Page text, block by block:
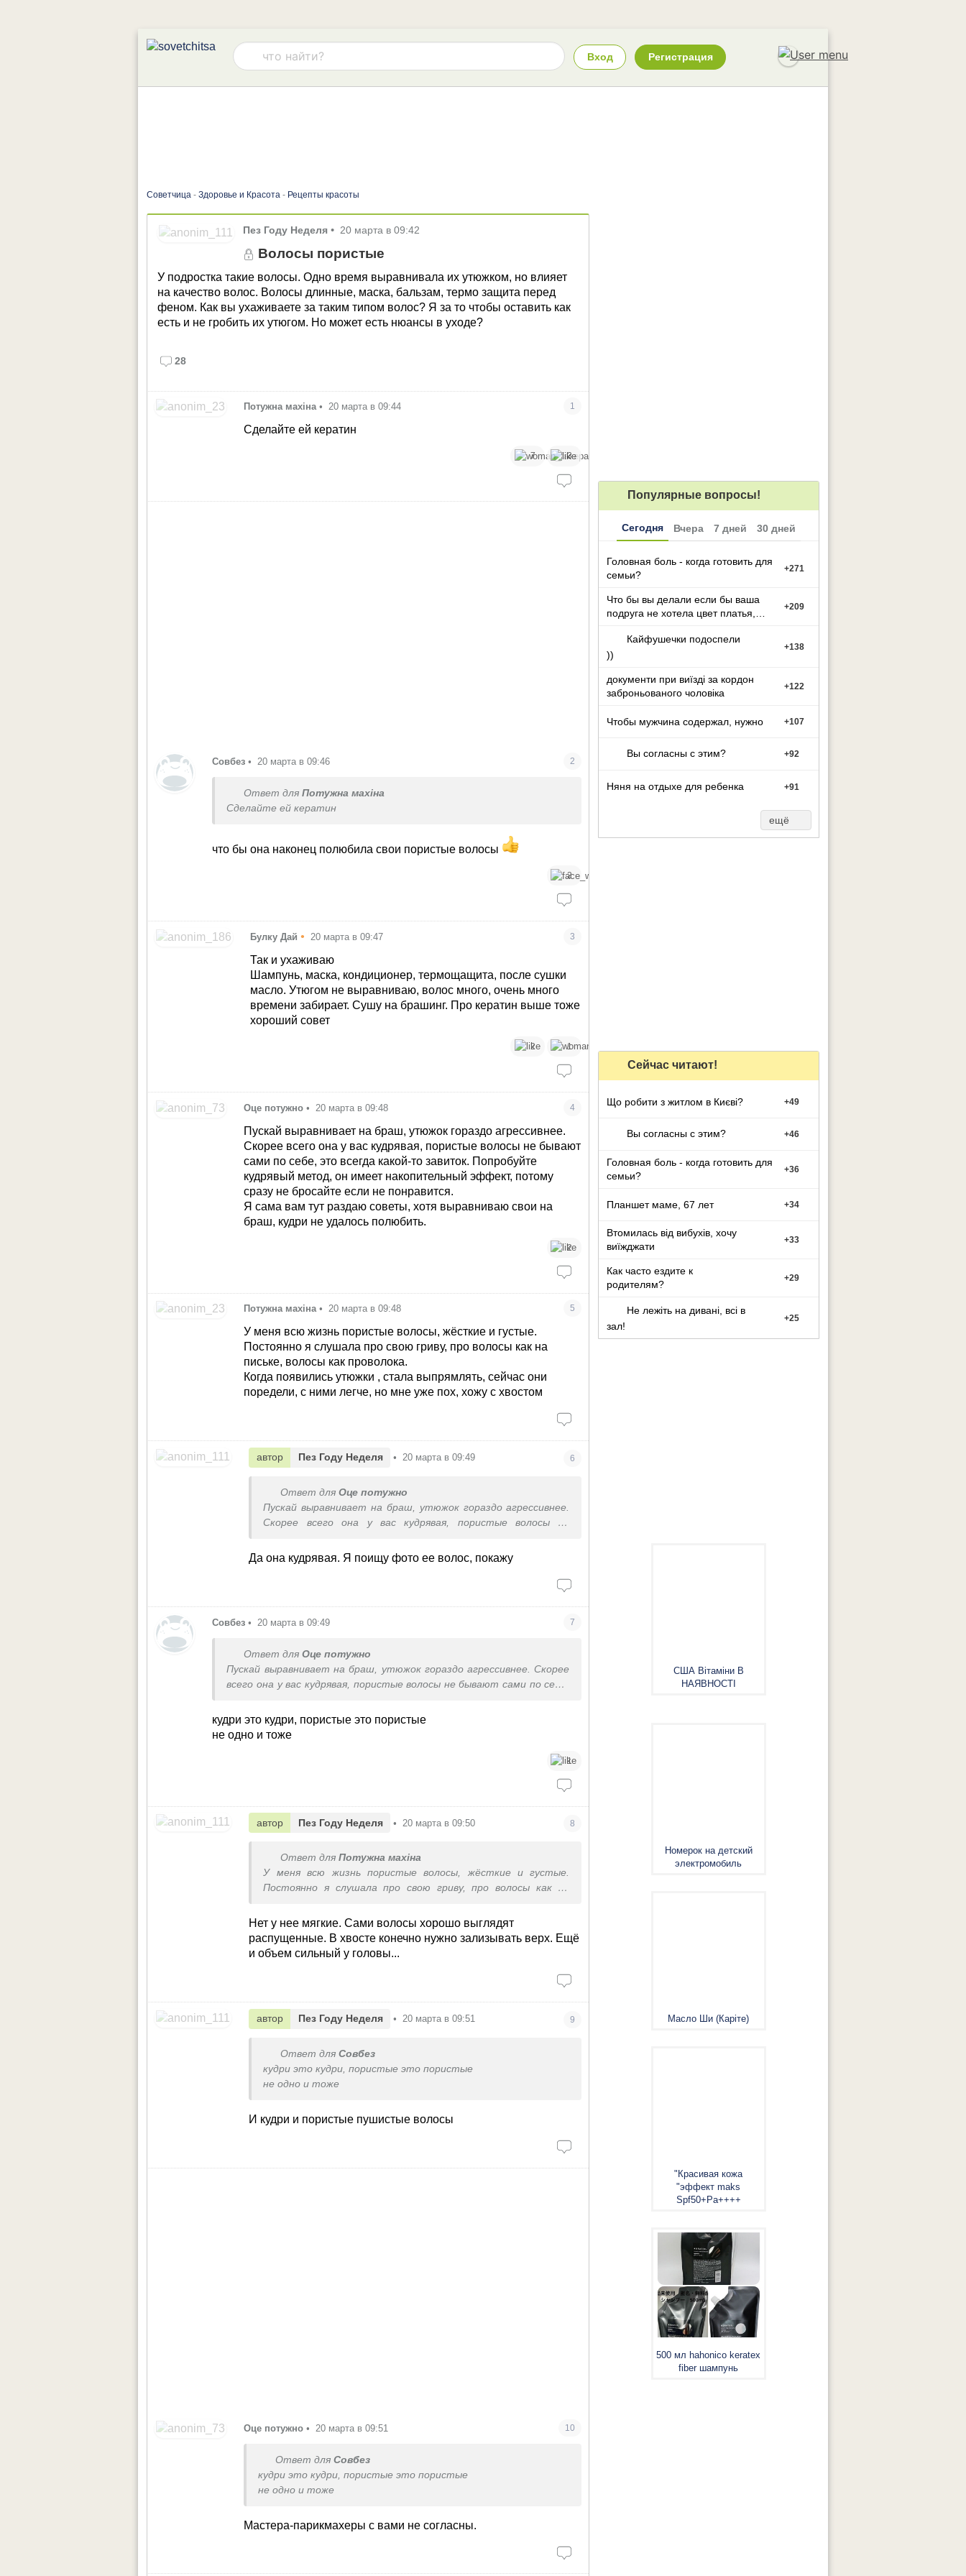
Вход Регистрация
Советчица - Здоровье и Красота - Рецепты красоты
Пез Году Неделя • 20 марта в 09:42
Волосы пористые
У подростка такие волосы. Одно время выравнивала их утюжком, но влияет
на качество волос. Волосы длинные, маска, бальзам, термо защита перед
феном. Как вы ухаживаете за таким типом волос? Я за то чтобы оставить как
есть и не гробить их утюгом. Но может есть нюансы в уходе?
28
Потужна махіна • 20 марта в 09:44 1
Сделайте ей кератин
7 3
Совбез • 20 марта в 09:46 2
Ответ для Потужна махіна
Сделайте ей кератин
что бы она наконец полюбила свои пористые волосы
2
Булку Дай • 20 марта в 09:47 3
Так и ухаживаю
Шампунь, маска, кондиционер, термощащита, после сушки
масло. Утюгом не выравниваю, волос много, очень много
времени забирает. Сушу на брашинг. Про кератин выше тоже
хороший совет
2 1
Оце потужно • 20 марта в 09:48 4
Пускай выравнивает на браш, утюжок гораздо агрессивнее.
Скорее всего она у вас кудрявая, пористые волосы не бывают
сами по себе, это всегда какой-то завиток. Попробуйте
кудрявый метод, он имеет накопительный эффект, потому
сразу не бросайте если не понравится.
Я сама вам тут раздаю советы, хотя выравниваю свои на
браш, кудри не удалось полюбить.
2
Потужна махіна • 20 марта в 09:48 5
У меня всю жизнь пористые волосы, жёсткие и густые.
Постоянно я слушала про свою гриву, про волосы как на
письке, волосы как проволока.
Когда появились утюжки , стала выпрямлять, сейчас они
поредели, с ними легче, но мне уже пох, хожу с хвостом
автор Пез Году Неделя • 20 марта в 09:49 6
Ответ для Оце потужно
Пускай выравнивает на браш, утюжок гораздо агрессивнее.
Скорее всего она у вас кудрявая, пористые волосы не
Попробуйте кудрявый метод, он имеет накопительный
Я сама вам тут раздаю советы, хотя выравниваю свои на
Да она кудрявая. Я поищу фото ее волос, покажу
Совбез • 20 марта в 09:49 7
Ответ для Оце потужно
Пускай выравнивает на браш, утюжок гораздо агрессивнее. Скорее
всего она у вас кудрявая, пористые волосы не бывают сами по себе,
понравится.
Я сама вам тут раздаю советы, хотя выравниваю свои на браш,
кудри это кудри, пористые это пористые
не одно и тоже
1
автор Пез Году Неделя • 20 марта в 09:50 8
Ответ для Потужна махіна
У меня всю жизнь пористые волосы, жёсткие и густые.
Постоянно я слушала про свою гриву, про волосы как на
Когда появились утюжки , стала выпрямлять, сейчас они
поредели, с ними легче, но мне уже пох, хожу с хвостом
Нет у нее мягкие. Сами волосы хорошо выглядят
распущенные. В хвосте конечно нужно зализывать верх. Ещё
и объем сильный у головы...
автор Пез Году Неделя • 20 марта в 09:51 9
Ответ для Совбез
кудри это кудри, пористые это пористые
не одно и тоже
И кудри и пористые пушистые волосы
Оце потужно • 20 марта в 09:51 10
Ответ для Совбез
кудри это кудри, пористые это пористые
не одно и тоже
Мастера-парикмахеры с вами не согласны.
Популярные вопросы!
Сегодня Вчера 7 дней 30 дней
Головная боль - когда готовить для
семьи?
+271
Что бы вы делали если бы ваша
подруга не хотела цвет платья,
+209
Кайфушечки подоспели
))
+138
документи при виїзді за кордон
заброньованого чоловіка
+122
Чтобы мужчина содержал, нужно +107
Вы согласны с этим? +92
Няня на отдыхе для ребенка +91
ещё
Сейчас читают!
Що робити з житлом в Києві? +49
Вы согласны с этим? +46
Головная боль - когда готовить для
семьи?
+36
Планшет маме, 67 лет +34
Втомилась від вибухів, хочу
виїжджати
+33
Как часто ездите к
родителям?
+29
Не лежіть на дивані, всі в
зал!
+25
США Вітаміни В
НАЯВНОСТІ
Номерок на детский
электромобиль
Масло Ши (Каріте)
"Красивая кожа
"эффект maks
Spf50+Pa++++
500 мл hahonico keratex
fiber шампунь